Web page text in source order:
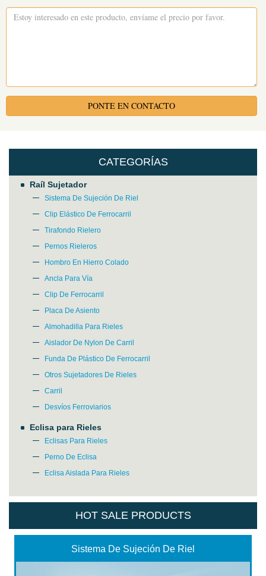
PONTE EN CONTACTO
CATEGORÍAS
Raíl Sujetador
Sistema De Sujeción De Riel
Clip Elástico De Ferrocarril
Tirafondo Rielero
Pernos Rieleros
Hombro En Hierro Colado
Ancla Para Vía
Clip De Ferrocarril
Placa De Asiento
Almohadilla Para Rieles
Aislador De Nylon De Carril
Funda De Plástico De Ferrocarril
Otros Sujetadores De Rieles
Carril
Desvíos Ferroviarios
Eclisa para Rieles
Eclisas Para Rieles
Perno De Eclisa
Eclisa Aislada Para Rieles
HOT SALE PRODUCTS
Sistema De Sujeción De Riel
Please Enter Your Name:
*E-Mail: